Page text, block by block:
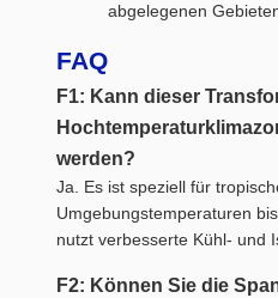
abgelegenen
FAQ
F1: Kann dieser
werden?
Ja. Es ist speziell für
Umgebungstemperaturen
nutzt verbesserte Kühl- und
F2: Können Sie die